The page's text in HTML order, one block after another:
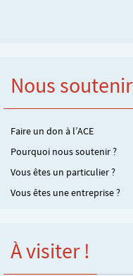
Nous soutenir
Faire un don à l’ACE
Pourquoi nous soutenir ?
Vous êtes un particulier ?
Vous êtes une entreprise ?
À visiter !